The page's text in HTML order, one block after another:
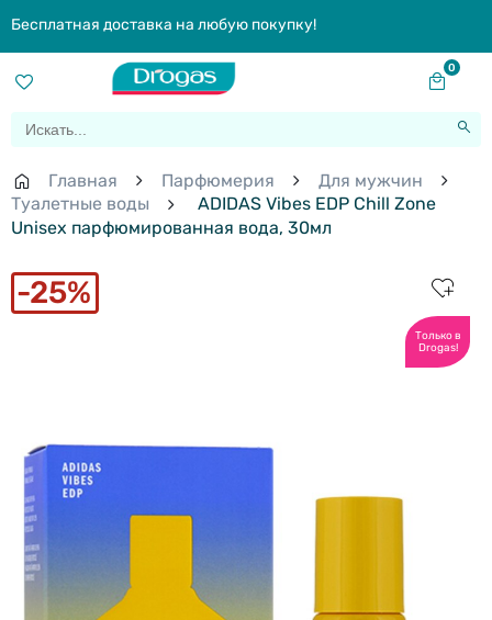
Бесплатная доставка на любую покупку!
0
Главная Парфюмерия
Для мужчин
Туалетные воды
ADIDAS Vibes EDP Chill Zone
Unisex парфюмированная вода, 30мл
25%
Только в
Drogas!